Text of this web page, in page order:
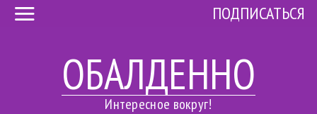
ОБАЛДЕННО
Интересное вокруг!
ПОДПИСАТЬСЯ